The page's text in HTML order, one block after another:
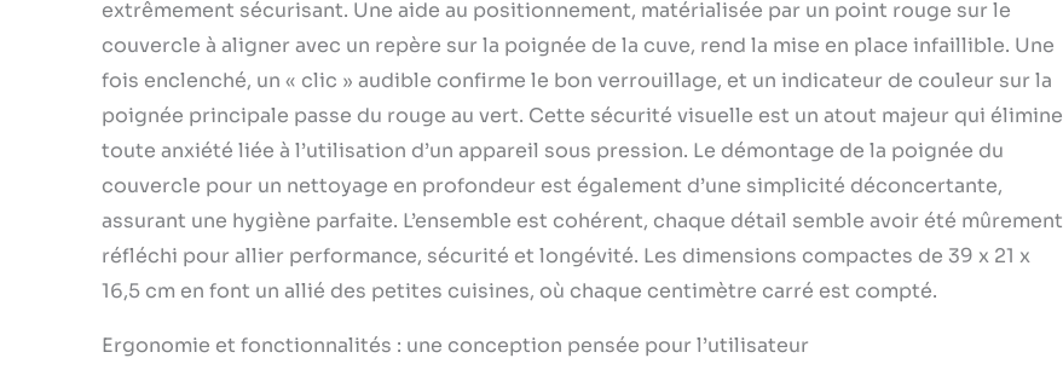
extrêmement sécurisant. Une aide au positionnement, matérialisée par un point rouge sur le
couvercle à aligner avec un repère sur la poignée de la cuve, rend la mise en place infaillible. Une
fois enclenché, un « clic » audible confirme le bon verrouillage, et un indicateur de couleur sur la
poignée principale passe du rouge au vert. Cette sécurité visuelle est un atout majeur qui élimine
toute anxiété liée à l’utilisation d’un appareil sous pression. Le démontage de la poignée du
couvercle pour un nettoyage en profondeur est également d’une simplicité déconcertante,
assurant une hygiène parfaite. L’ensemble est cohérent, chaque détail semble avoir été mûrement
réfléchi pour allier performance, sécurité et longévité. Les dimensions compactes de 39 x 21 x
16,5 cm en font un allié des petites cuisines, où chaque centimètre carré est compté.
Ergonomie et fonctionnalités : une conception pensée pour l’utilisateur